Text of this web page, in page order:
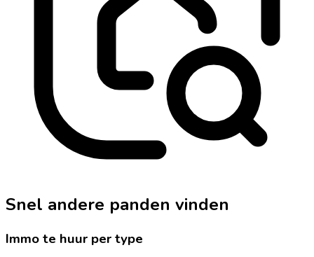
Snel andere panden vinden
Immo te huur per type